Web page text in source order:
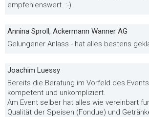
empfehlenswert. :-)
Annina Sproll, Ackermann Wanner AG
Gelungener Anlass - hat alles bestens
Joachim Luessy
Bereits die Beratung im Vorfeld des
kompetent und unkompliziert.
Am Event selber hat alles wie vereinbart
Qualität der Speisen (Fondue) und